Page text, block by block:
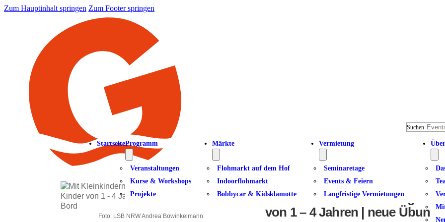
Zum Hauptinhalt springen Zum Footer springen
Suchen
StartseiteProgramm
Veranstaltungen
Kurse & Workshops
Projekte
Märkte
Flohmarkt auf dem Hof
Indoorflohmarkt
Bobbycar & Kidsklamotte
Vermietung
Seminaretage
Events & Feiern
Langfristige Vermietungen
Foto: LSB NRW Andrea Bowinkelmann
Mit Kleinkindern in Bewegung
von 1 – 4 Jahren | neue